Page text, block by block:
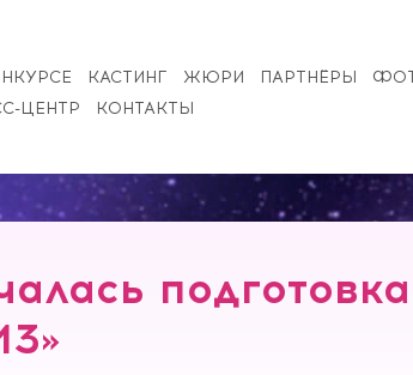
КАСТИНГ ЖЮРИ ПАРТНЁРЫ
ЦЕНТР
КОНТАКТЫ